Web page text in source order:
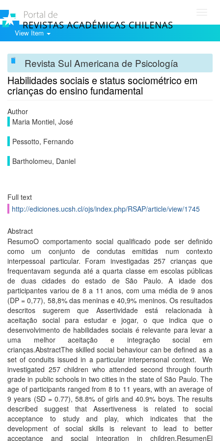
View Item
Revista Sul Americana de Psicología
Habilidades sociais e status sociométrico em
crianças do ensino fundamental
Author
Maria Montiel, José
Pessotto, Fernando
Bartholomeu, Daniel
Full text
http://ediciones.ucsh.cl/ojs/index.php/RSAP/article/view/1745
Abstract
ResumoO comportamento social qualificado pode ser definido
como um conjunto de condutas emitidas num contexto
interpessoal particular. Foram investigadas 257 crianças que
frequentavam segunda até a quarta classe em escolas públicas
de duas cidades do estado de São Paulo. A idade dos
participantes variou de 8 a 11 anos, com uma média de 9 anos
(DP = 0,77), 58,8% das meninas e 40,9% meninos. Os resultados
descritos sugerem que Assertividade está relacionada à
aceitação social para estudar e jogar, o que indica que o
desenvolvimento de habilidades sociais é relevante para levar a
uma melhor aceitação e integração social em
crianças.AbstractThe skilled social behaviour can be defined as a
set of conduits issued in a particular interpersonal context. We
investigated 257 children who attended second through fourth
grade in public schools in two cities in the state of São Paulo. The
age of participants ranged from 8 to 11 years, with an average of
9 years (SD = 0.77), 58.8% of girls and 40.9% boys. The results
described suggest that Assertiveness is related to social
acceptance to study and play, which indicates that the
development of social skills is relevant to lead to better
acceptance and social integration in children.ResumenEl